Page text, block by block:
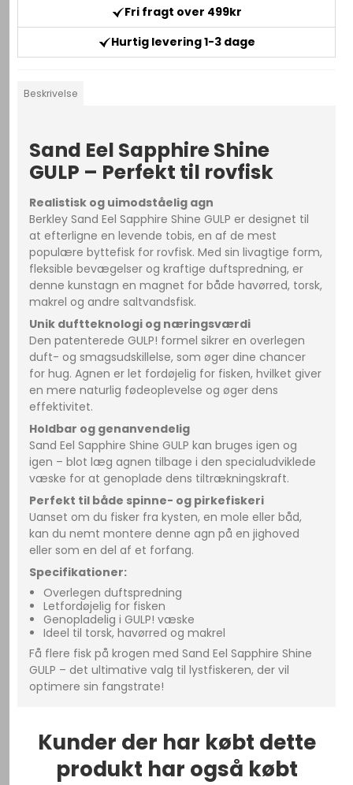
Fri fragt over 499kr
Hurtig levering 1-3 dage
Beskrivelse
Sand Eel Sapphire Shine
GULP – Perfekt til rovfisk
Realistisk og uimodståelig agn
Berkley Sand Eel Sapphire Shine GULP er designet til
at efterligne en levende tobis, en af de mest
populære byttefisk for rovfisk. Med sin livagtige form,
fleksible bevægelser og kraftige duftspredning, er
denne kunstagn en magnet for både havørred, torsk,
makrel og andre saltvandsfisk.
Unik duftteknologi og næringsværdi
Den patenterede GULP! formel sikrer en overlegen
duft- og smagsudskillelse, som øger dine chancer
for hug. Agnen er let fordøjelig for fisken, hvilket giver
en mere naturlig fødeoplevelse og øger dens
effektivitet.
Holdbar og genanvendelig
Sand Eel Sapphire Shine GULP kan bruges igen og
igen – blot læg agnen tilbage i den specialudviklede
væske for at genoplade dens tiltrækningskraft.
Perfekt til både spinne- og pirkefiskeri
Uanset om du fisker fra kysten, en mole eller båd,
kan du nemt montere denne agn på en jighoved
eller som en del af et forfang.
Specifikationer:
Overlegen duftspredning
Letfordøjelig for fisken
Genopladelig i GULP! væske
Ideel til torsk, havørred og makrel
Få flere fisk på krogen med Sand Eel Sapphire Shine
GULP – det ultimative valg til lystfiskeren, der vil
optimere sin fangstrate!
Kunder der har købt dette
produkt har også købt